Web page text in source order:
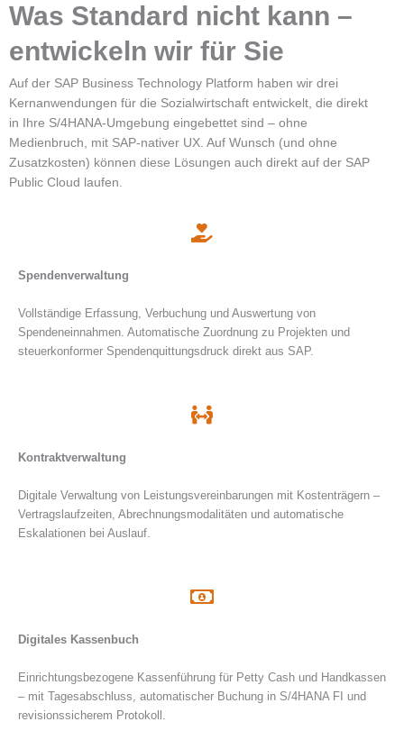
Was Standard nicht kann –
entwickeln wir für Sie
Auf der SAP Business Technology Platform haben wir drei
Kernanwendungen für die Sozialwirtschaft entwickelt, die direkt
in Ihre S/4HANA-Umgebung eingebettet sind – ohne
Medienbruch, mit SAP-nativer UX. Auf Wunsch (und ohne
Zusatzkosten) können diese Lösungen auch direkt auf der SAP
Public Cloud laufen.
Spendenverwaltung
Vollständige Erfassung, Verbuchung und Auswertung von
Spendeneinnahmen. Automatische Zuordnung zu Projekten und
steuerkonformer Spendenquittungsdruck direkt aus SAP.
Kontraktverwaltung
Digitale Verwaltung von Leistungsvereinbarungen mit Kostenträgern –
Vertragslaufzeiten, Abrechnungsmodalitäten und automatische
Eskalationen bei Auslauf.
Digitales Kassenbuch
Einrichtungsbezogene Kassenführung für Petty Cash und Handkassen
– mit Tagesabschluss, automatischer Buchung in S/4HANA FI und
revisionssicherem Protokoll.